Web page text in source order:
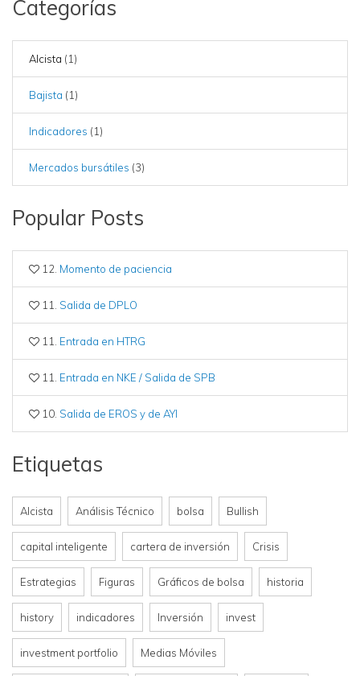
Categorías
Alcista (1)
Bajista (1)
Indicadores (1)
Mercados bursátiles (3)
Popular Posts
12. Momento de paciencia
11. Salida de DPLO
11. Entrada en HTRG
11. Entrada en NKE / Salida de SPB
10. Salida de EROS y de AYI
Etiquetas
Alcista Análisis Técnico bolsa Bullish
capital inteligente cartera de inversión Crisis
Estrategias Figuras Gráficos de bolsa historia
history indicadores Inversión invest
investment portfolio Medias Móviles